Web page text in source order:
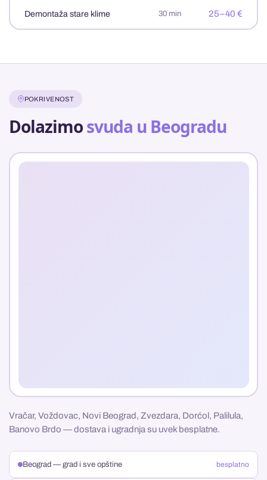
Demontaža stare klime 30 min 25–40 €
POKRIVENOST
Dolazimosvuda u Beogradu
Vračar, Voždovac, Novi Beograd, Zvezdara, Dorćol, Palilula,
Banovo Brdo — dostava i ugradnja su uvek besplatne.
Beograd — grad i sve opštine besplatno